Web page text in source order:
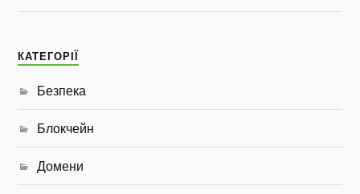
КАТЕГОРІЇ
Безпека
Блокчейн
Домени